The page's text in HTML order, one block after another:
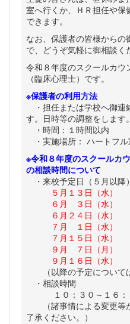
室へ行くか、ＨＲ担任や保
できます。
なお、保護者の皆様から
で、どうぞ気軽に御相談く
令和８年度のスクールカウ
（臨床心理士）です。
※保護者の利用方法
・担任または学校へ御連
す。日時等の調整をします
・時間：１時間以内
・実施場所： ハートフル
※令和８年度のスクールカ
の相談時間について
・来校予定日（５月以降）
５月１３日（水）
６月 ３日（水）
６月２４日（水）
７月 １日（水）
７月１５日（水）
９月 ７日（月）
９月１６日（水）
（以降の予定について
・相談時間
１０：３０～１６：
（諸事情による変更等
了承ください。）